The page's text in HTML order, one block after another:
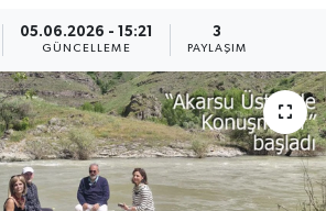
05.06.2026 - 15:21
GÜNCELLEME
3
PAYLAŞIM